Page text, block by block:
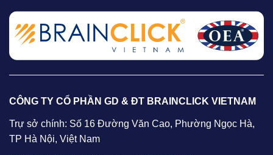
CÔNG TY CỔ PHẦN GD & ĐT BRAINCLICK VIETNAM
Trự sở chính: Số 16 Đường Văn Cao, Phường Ngọc Hà,
TP Hà Nội, Việt Nam